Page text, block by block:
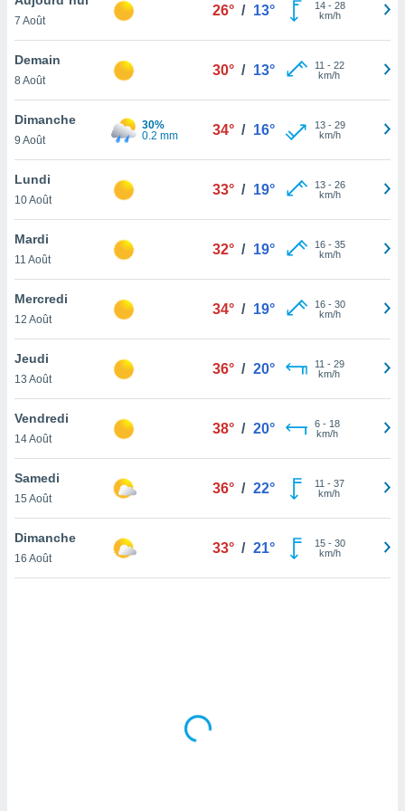
et
»,
au
vous
qu'ils
ou
le
ainsi
un
la
du
en
de
7 Août
26° / 13° 14- 28
km/h
Demain
8 Août
30° / 13° 11 - 22
km/h
Dimanche
9 Août
30%
0.2 mm
34° / 16° 13- 29
km/h
Lundi
10 Août
33° / 19° 13- 26
km/h
Mardi
11 Août
32° / 19° 16- 35
km/h
Mercredi
12 Août
34° / 19° 16- 30
km/h
Jeudi
13 Août
36° / 20° 11 - 29
km/h
Vendredi
14 Août
38° / 20° 6- 18
km/h
Samedi
15 Août
36° / 22° 11 - 37
km/h
Dimanche
16 Août
33° / 21° 15- 30
km/h